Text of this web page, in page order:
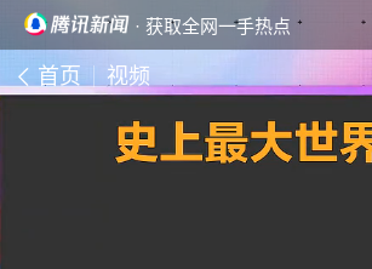
· 获取全网一手热点
首页 视频